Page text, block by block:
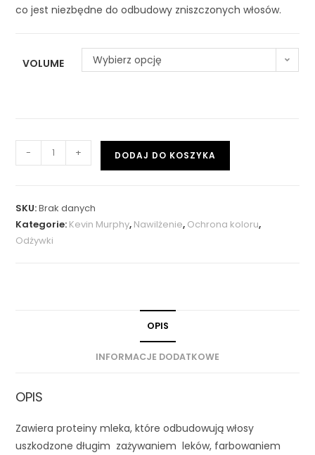
co jest niezbędne do odbudowy zniszczonych włosów.
VOLUME Wybierz opcję
- + DODAJ DO KOSZYKA
SKU:Brak danych
Kategorie: Kevin Murphy, Nawilżenie, Ochrona koloru,
Odżywki
OPIS
INFORMACJE DODATKOWE
OPIS
Zawiera proteiny mleka, które odbudowują włosy
uszkodzone długim zażywaniem leków, farbowaniem